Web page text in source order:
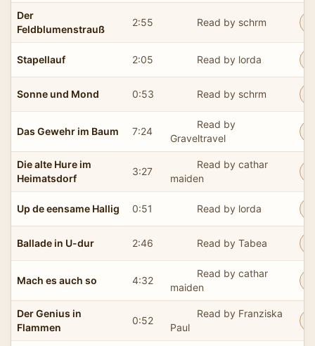
Der
Feldblumenstrauß
2:55 Read by schrm
Stapellauf 2:05 Read by lorda
Sonne und Mond 0:53 Read by schrm
Das Gewehr im Baum 7:24
Read by
Graveltravel
Die alte Hure im
Heimatsdorf
3:27
Read by cathar
maiden
Up de eensame Hallig 0:51 Read by lorda
Ballade in U-dur 2:46 Read by Tabea
Mach es auch so 4:32
Read by cathar
maiden
Der Genius in
Flammen
0:52
Read by Franziska
Paul